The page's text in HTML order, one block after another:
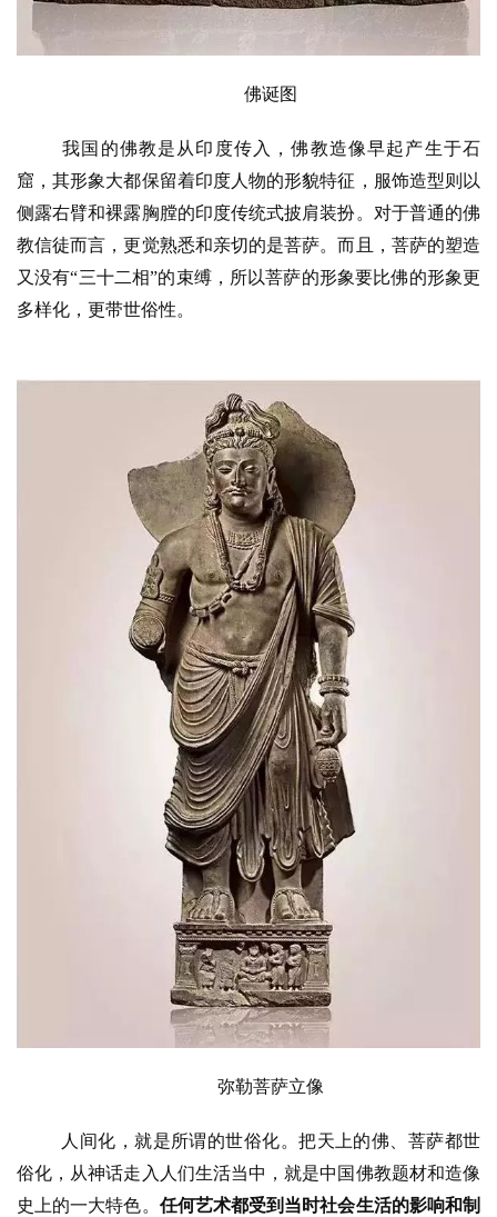
佛诞图
我国的佛教是从印度传入，佛教造像早起产生于石
窟，其形象大都保留着印度人物的形貌特征，服饰造型则以
侧露右臂和裸露胸膛的印度传统式披肩装扮。对于普通的佛
教信徒而言，更觉熟悉和亲切的是菩萨。而且，菩萨的塑造
又没有“三十二相”的束缚，所以菩萨的形象要比佛的形象更
多样化，更带世俗性。
弥勒菩萨立像
人间化，就是所谓的世俗化。把天上的佛、菩萨都世
俗化，从神话走入人们生活当中，就是中国佛教题材和造像
史上的一大特色。 任何艺术都受到当时社会生活的影响和制